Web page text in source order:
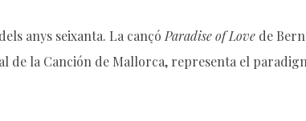
anys seixanta. La cançó Paradise of Love de
la Canción de Mallorca, representa el